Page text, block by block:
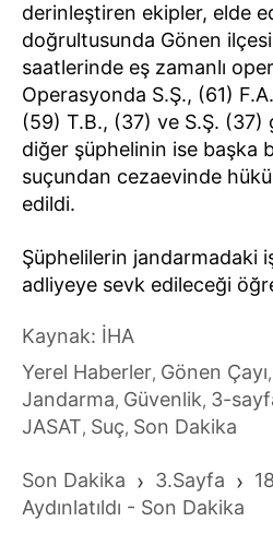
derinleştiren ekipler, elde
doğrultusunda Gönen
saatlerinde eş zamanlı
Operasyonda S.Ş., (61)
(59) T.B., (37) ve S.Ş. (37)
diğer şüphelinin ise başka
suçundan cezaevinde
edildi.
Şüphelilerin jandarmadaki
adliyeye sevk edileceği
Kaynak: İHA
Yerel Haberler, Gönen Çayı,
Jandarma, Güvenlik, 3-
JASAT, Suç, Son Dakika
Son Dakika › 3.Sayfa ›
Aydınlatıldı - Son Dakika